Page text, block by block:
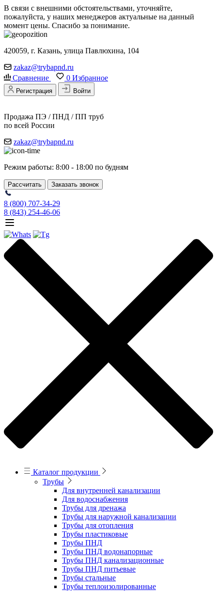
В связи с внешними обстоятельствами, уточняйте,
пожалуйста, у наших менеджеров актуальные на данный
момент цены. Спасибо за понимание.
420059, г. Казань, улица Павлюхина, 104
zakaz@trybapnd.ru
Сравнение
0 Избранное
Регистрация Войти
Продажа ПЭ / ПНД / ПП труб
по всей России
zakaz@trybapnd.ru
Режим работы: 8:00 - 18:00 по будням
Рассчитать Заказать звонок
8 (800) 707-34-29
8 (843) 254-46-06
Каталог продукции
Трубы
Для внутренней канализации
Для водоснабжения
Трубы для дренажа
Трубы для наружной канализации
Трубы для отопления
Трубы пластиковые
Трубы ПНД
Трубы ПНД водонапорные
Трубы ПНД канализационные
Трубы ПНД питьевые
Трубы стальные
Трубы теплоизолированные